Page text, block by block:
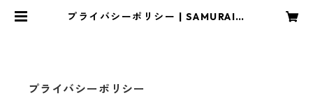
プライバシーポリシー | SAMURAI S
プライバシーポリシー